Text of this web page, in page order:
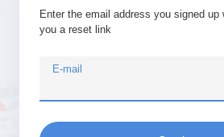
Enter the email address you signed up
you a reset link
E-mail